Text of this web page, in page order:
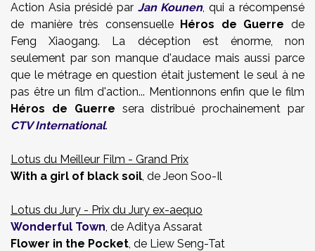
Action Asia présidé par Jan Kounen, qui a récompensé
de manière très consensuelle Héros de Guerre de
Feng Xiaogang. La déception est énorme, non
seulement par son manque d'audace mais aussi parce
que le métrage en question était justement le seul à ne
pas être un film d'action... Mentionnons enfin que le film
Héros de Guerre sera distribué prochainement par
CTV International.
Lotus du Meilleur Film - Grand Prix
With a girl of black soil, de Jeon Soo-Il
Lotus du Jury - Prix du Jury ex-aequo
Wonderful Town, de Aditya Assarat
Flower in the Pocket, de Liew Seng-Tat